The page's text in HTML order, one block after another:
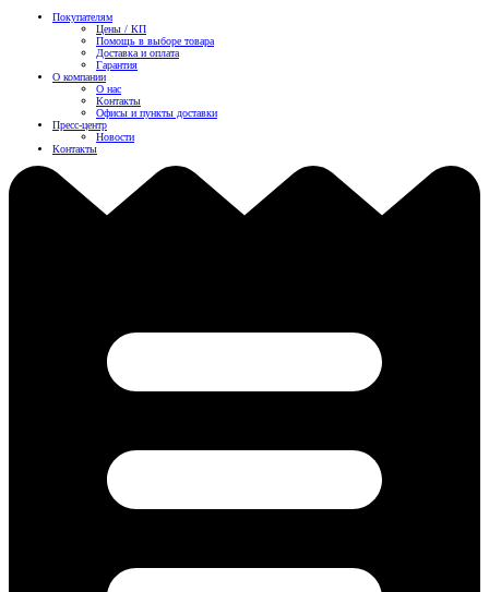
Покупателям
Цены / КП
Помощь в выборе товара
Доставка и оплата
Гарантия
О компании
О нас
Контакты
Офисы и пункты доставки
Пресс-центр
Новости
Контакты